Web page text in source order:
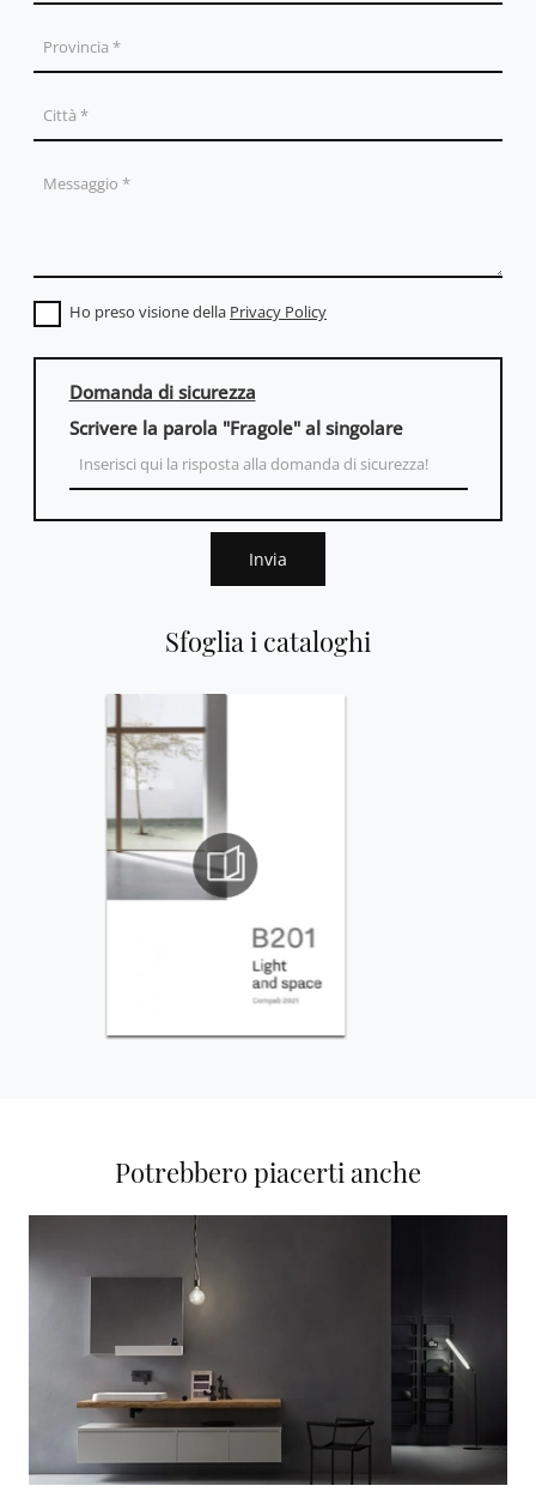
Sfoglia i cataloghi
Ho preso visione della Privacy Policy
Domanda di sicurezza
Scrivere la parola "Fragole" al singolare
Invia
Potrebbero piacerti anche